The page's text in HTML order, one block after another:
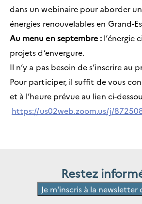
dans un webinaire pour aborder
énergies renouvelables en Grand-
Au menu en septembre : l’énergie
projets d’envergure.
Il n’y a pas besoin de s’inscrire au
Pour participer, il suffit de vous
et à l’heure prévue au lien ci-
https://us02web.zoom.us/j/
Restez
Je m'inscris à la newsletter